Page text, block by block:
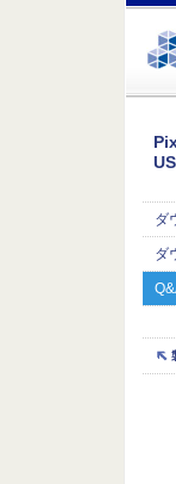
繝ｳ繧ｯ縺ｧ縺吶�
ダ
ダ